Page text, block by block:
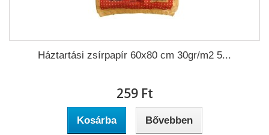
Háztartási zsírpapír 60x80 cm 30gr/m2 5...
259 Ft‎
Kosárba Bővebben